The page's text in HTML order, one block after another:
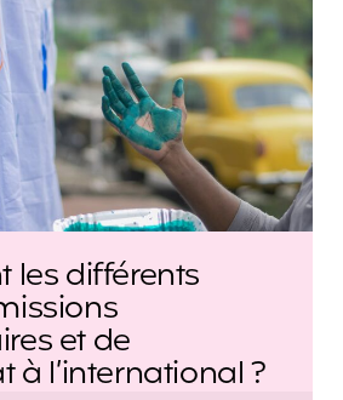
les différents
et de
à l’international ?